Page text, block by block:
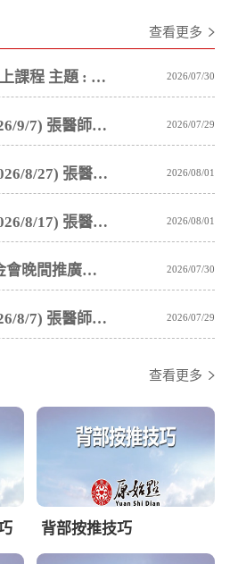
查看更多
2.塗抹按推薑粉泥手法教學 2026/07/30
廣州基礎班7 天錄取名單公告 2026/07/29
廣州基礎班7 天錄取名單公告 2026/08/01
廣州基礎班7 天錄取名單公告 2026/08/01
廣暫停服務公告 2026/07/30
廣州基礎班7 天錄取名單公告 2026/07/29
查看更多
背部按推技巧